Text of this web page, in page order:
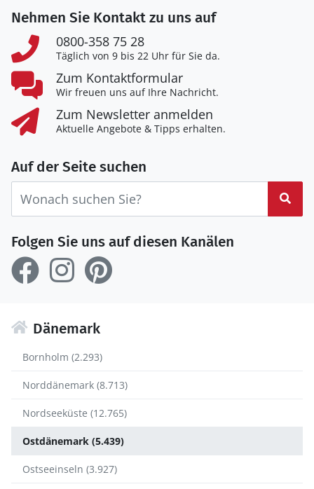
Nehmen Sie Kontakt zu uns auf
0800-358 75 28
Täglich von 9 bis 22 Uhr für Sie da.
Zum Kontaktformular
Wir freuen uns auf Ihre Nachricht.
Zum Newsletter anmelden
Aktuelle Angebote & Tipps erhalten.
Auf der Seite suchen
Folgen Sie uns auf diesen Kanälen
Dänemark
Bornholm (2.293)
Norddänemark (8.713)
Nordseeküste (12.765)
Ostdänemark (5.439)
Ostseeinseln (3.927)